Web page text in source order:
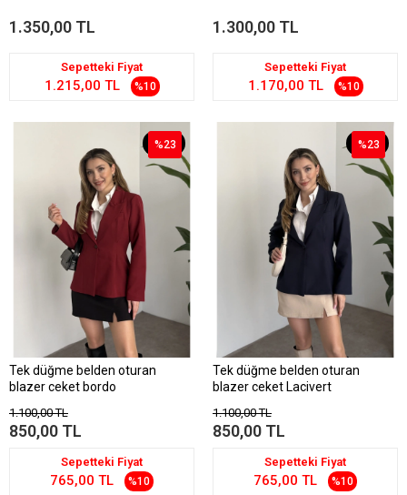
1.350,00 TL
Sepetteki Fiyat
1.215,00 TL %10
1.300,00 TL
Sepetteki Fiyat
1.170,00 TL %10
%23
Tek düğme belden oturan
blazer ceket bordo
%23
1.100,00 TL
850,00 TL
Sepetteki Fiyat
765,00 TL %10
%23
Tek düğme belden oturan
blazer ceket Lacivert
%23
1.100,00 TL
850,00 TL
Sepetteki Fiyat
765,00 TL %10